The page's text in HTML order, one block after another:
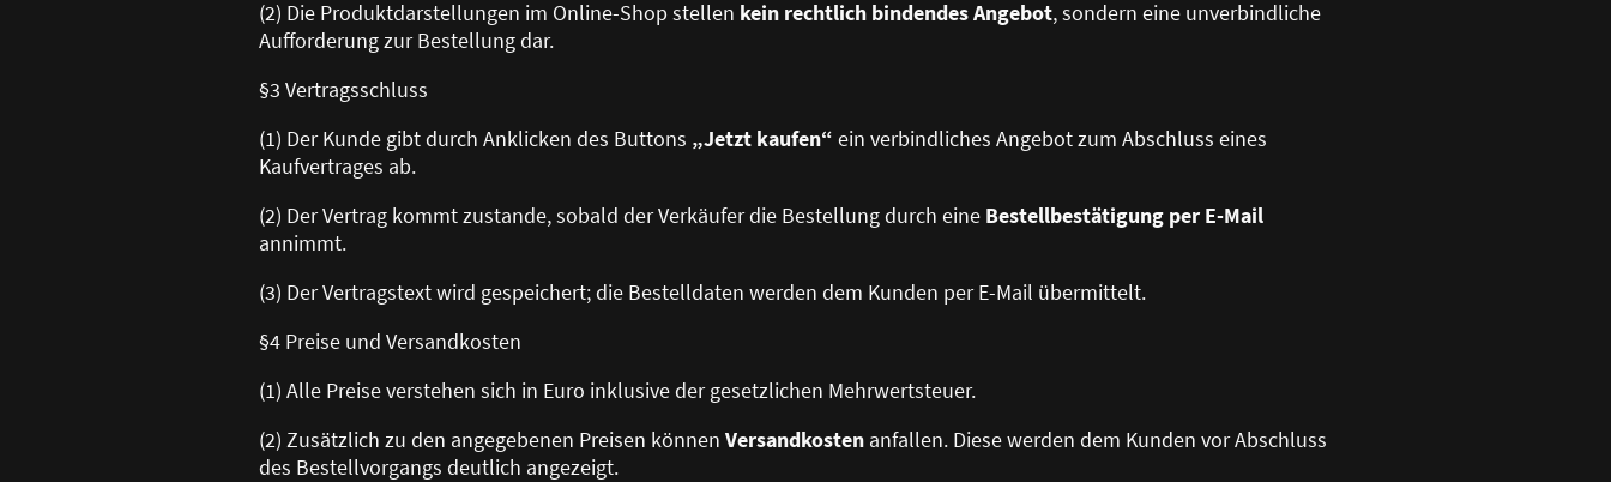
(2) Die Produktdarstellungen im Online-Shop stellen kein rechtlich bindendes Angebot, sondern eine unverbindliche
Aufforderung zur Bestellung dar.
§3 Vertragsschluss
(1) Der Kunde gibt durch Anklicken des Buttons „Jetzt kaufen“ ein verbindliches Angebot zum Abschluss eines
Kaufvertrages ab.
(2) Der Vertrag kommt zustande, sobald der Verkäufer die Bestellung durch eine Bestellbestätigung per E-Mail
annimmt.
(3) Der Vertragstext wird gespeichert; die Bestelldaten werden dem Kunden per E-Mail übermittelt.
§4 Preise und Versandkosten
(1) Alle Preise verstehen sich in Euro inklusive der gesetzlichen Mehrwertsteuer.
(2) Zusätzlich zu den angegebenen Preisen können Versandkosten anfallen. Diese werden dem Kunden vor Abschluss
des Bestellvorgangs deutlich angezeigt.